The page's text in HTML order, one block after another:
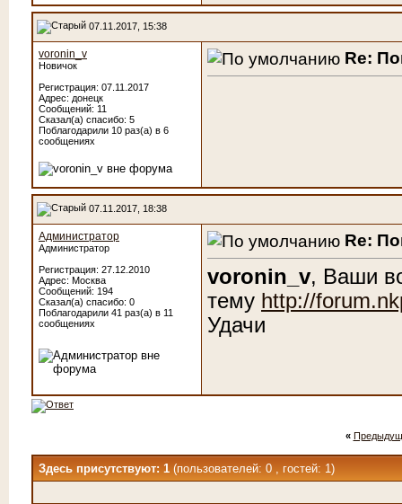
07.11.2017, 15:38
voronin_v
Новичок
Регистрация: 07.11.2017
Адрес: донецк
Сообщений: 11
Сказал(а) спасибо: 5
Поблагодарили 10 раз(а) в 6
сообщениях
Re:
07.11.2017, 18:38
Администратор
Администратор
Регистрация: 27.12.2010
Адрес: Москва
Сообщений: 194
Сказал(а) спасибо: 0
Поблагодарили 41 раз(а) в 11
сообщениях
Re:
voronin_v, Ваши
тему http://
Удачи
«
Здесь присутствуют: 1 (пользователей: 0 , гостей: 1)